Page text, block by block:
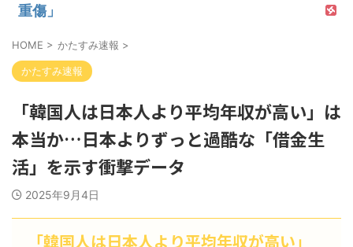
重傷」
HOME > かたすみ速報 >
かたすみ速報
「韓国人は日本人より平均年収が高い」は
本当か…日本よりずっと過酷な「借金生
活」を示す衝撃データ
2025年9月4日
「韓国人は日本人より平均年収が高い」